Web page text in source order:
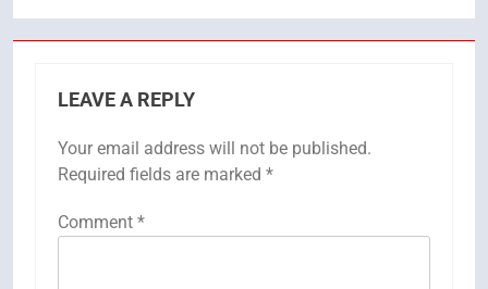
LEAVE A REPLY
Your email address will not be published.
Required fields are marked *
Comment *